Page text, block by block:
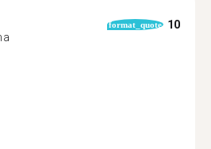
format_quote 10